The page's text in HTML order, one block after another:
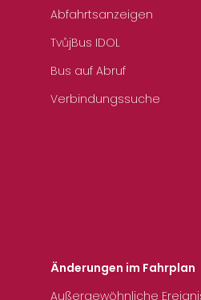
Abfahrtsanzeigen
TvůjBus IDOL
Bus auf Abruf
Verbindungssuche
Änderungen im Fahrplan
Außergewöhnliche